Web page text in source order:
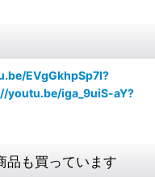
EVgGkhpSp7I?
youtu.be/iga_9uiS-aY?
品も買っています